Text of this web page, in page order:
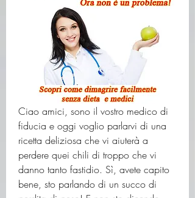
Ciao amici, sono il vostro medico di
fiducia e oggi voglio parlarvi di una
ricetta deliziosa che vi aiuterà a
perdere quei chili di troppo che vi
danno tanto fastidio. Sì, avete capito
bene, sto parlando di un succo di